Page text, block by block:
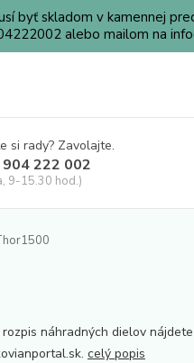
skladom v kamennej
alebo mailom na
si rady? Zavolajte.
222 002
9-15.30 hod.)
rozpis náhradných dielov
celý popis